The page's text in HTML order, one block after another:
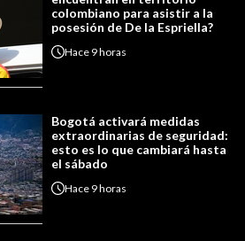
colombiano para asistir a la
posesión de De la Espriella?
Hace 9 horas
Bogotá activará medidas
extraordinarias de seguridad:
esto es lo que cambiará hasta
el sábado
Hace 9 horas